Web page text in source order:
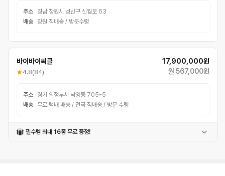
주소
경남 창원시 성산구 신월로 63
배송
창원 직배송 / 방문수령
바이바이씨클
4.8(84)
17,900,000원
월 567,000원
주소
경기 의정부시 낙양동 705-5
배송
무료 택배 배송 / 전국 직배송 / 방문 수령
필수템 최대 16종 무료 증정!